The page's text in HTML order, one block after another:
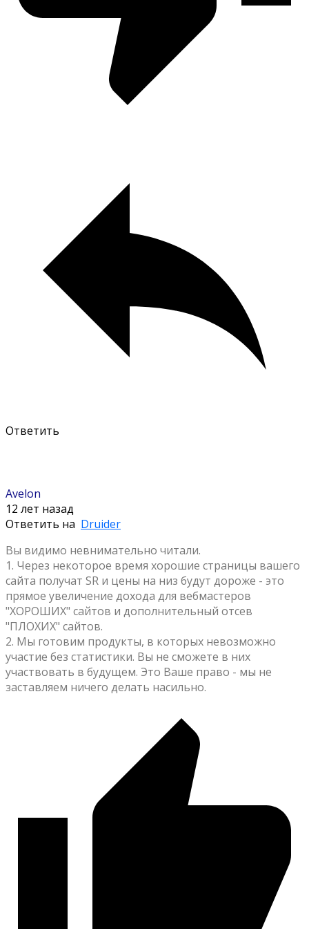
Ответить
Avelon
12 лет назад
Ответить на Druider
Вы видимо невнимательно читали.
1. Через некоторое время хорошие страницы вашего
сайта получат SR и цены на низ будут дороже - это
прямое увеличение дохода для вебмастеров
"ХОРОШИХ" сайтов и дополнительный отсев
"ПЛОХИХ" сайтов.
2. Мы готовим продукты, в которых невозможно
участие без статистики. Вы не сможете в них
участвовать в будущем. Это Ваше право - мы не
заставляем ничего делать насильно.